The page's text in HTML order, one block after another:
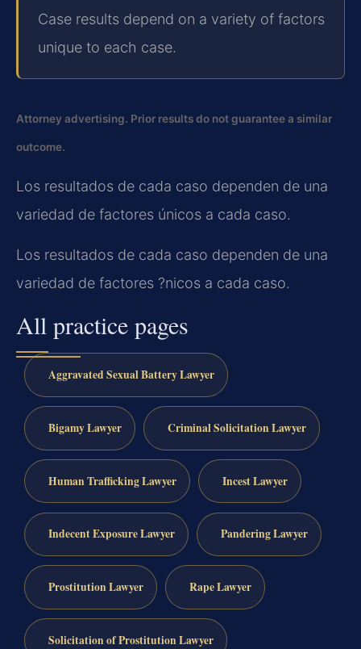
Case results depend on a variety of factors
unique to each case.
Attorney advertising. Prior results do not guarantee a similar
outcome.
Los resultados de cada caso dependen de una
variedad de factores únicos a cada caso.
Los resultados de cada caso dependen de una
variedad de factores ?nicos a cada caso.
All practice pages
Aggravated Sexual Battery Lawyer
Bigamy Lawyer Criminal Solicitation Lawyer
Human Trafficking Lawyer Incest Lawyer
Indecent Exposure Lawyer Pandering Lawyer
Prostitution Lawyer Rape Lawyer
Solicitation of Prostitution Lawyer